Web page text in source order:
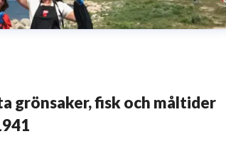
grönsaker, fisk och måltider